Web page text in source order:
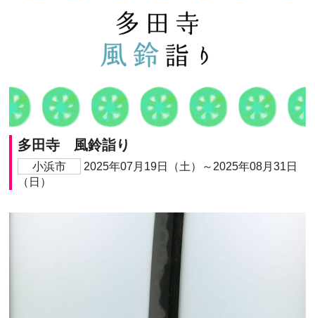
多田寺 風鈴詣り
小浜市
2025年07月19日（土）～2025年08月31日
（日）